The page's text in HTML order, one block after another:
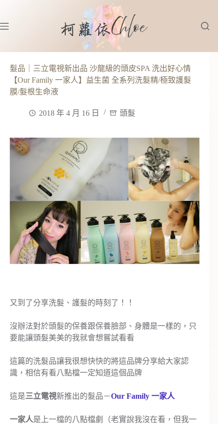
主
內
髮品｜三立電視新出品 沙龍級的頭皮SPA 洗出好心情
【Our Family 一家人】益生菌 全系列洗髮精/極致護髮
膜/髮根生命液
2018 年 4 月 16 日 頭髮
又到了分享洗髮、護髮的時刻了！！
沒辦法對於頭髮的保養跟保養臉部、身體是一樣的，只
要能讓頭髮美美的我就會想嘗試看看
這篇的洗髮品讓我很想快快的將這品牌分享給大家認
識，相信有看八點檔一定知道這個品牌
這是三立電視新推出的髮品－Our Family 一家人
一家人是上一檔的八點檔劇（老實說我沒在看，但我一